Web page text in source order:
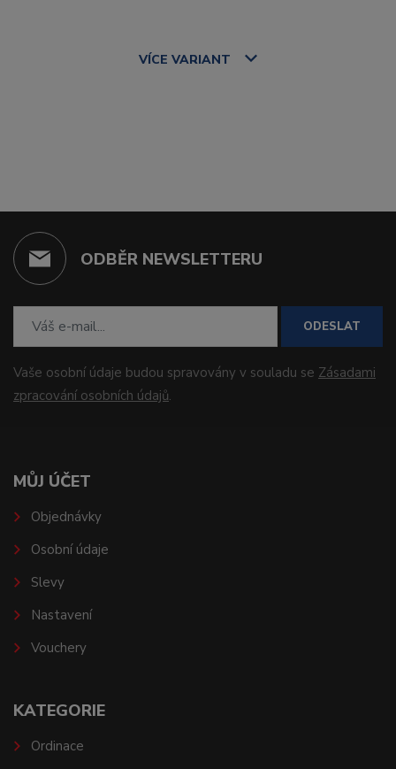
VÍCE VARIANT
ODBĚR NEWSLETTERU
ODESLAT
Vaše osobní údaje budou spravovány v souladu se Zásadami
zpracování osobních údajů.
MŮJ ÚČET
Objednávky
Osobní údaje
Slevy
Nastavení
Vouchery
KATEGORIE
Ordinace